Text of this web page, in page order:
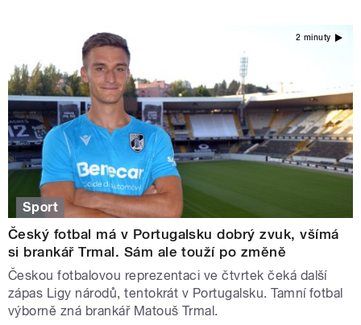
2 minuty
Sport
Český fotbal má v Portugalsku dobrý zvuk, všímá
si brankář Trmal. Sám ale touží po změně
Českou fotbalovou reprezentaci ve čtvrtek čeká další
zápas Ligy národů, tentokrát v Portugalsku. Tamní fotbal
výborně zná brankář Matouš Trmal.